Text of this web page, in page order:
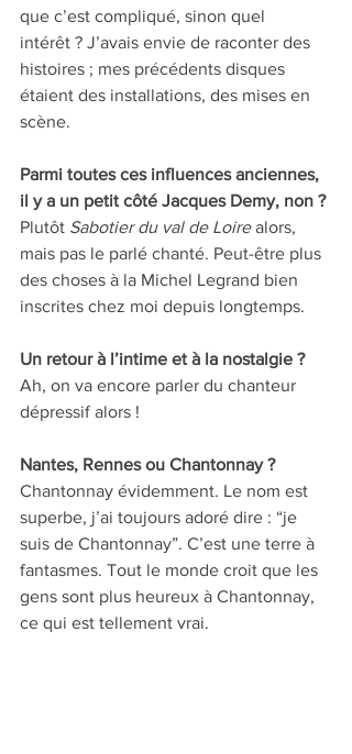
que c’est compliqué, sinon quel
intérêt ? J’avais envie de raconter des
histoires ; mes précédents disques
étaient des installations, des mises en
scène.
Parmi toutes ces influences anciennes,
il y a un petit côté Jacques Demy, non ?
Plutôt Sabotier du val de Loire alors,
mais pas le parlé chanté. Peut-être plus
des choses à la Michel Legrand bien
inscrites chez moi depuis longtemps.
Un retour à l’intime et à la nostalgie ?
Ah, on va encore parler du chanteur
dépressif alors !
Nantes, Rennes ou Chantonnay ?
Chantonnay évidemment. Le nom est
superbe, j’ai toujours adoré dire : “je
suis de Chantonnay”. C’est une terre à
fantasmes. Tout le monde croit que les
gens sont plus heureux à Chantonnay,
ce qui est tellement vrai.